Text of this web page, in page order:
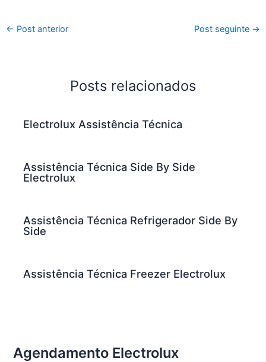
← Post anterior Post seguinte →
Posts relacionados
Electrolux Assistência Técnica
Assistência Técnica Side By Side
Electrolux
Assistência Técnica Refrigerador Side By
Side
Assistência Técnica Freezer Electrolux
Agendamento Electrolux